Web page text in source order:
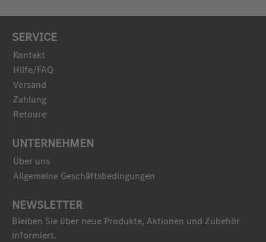
SERVICE
Kontakt
Hilfe/FAQ
Versand
Zahlung
Retoure
UNTERNEHMEN
Über uns
Allgemeine Geschäftsbedingungen
NEWSLETTER
Bleiben Sie über neue Produkte, Aktionen und Zubehör
informiert.